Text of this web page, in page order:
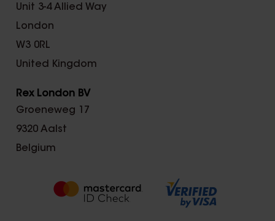
Unit 3-4 Allied Way
London
W3 0RL
United Kingdom
Rex London BV
Groeneweg 17
9320 Aalst
Belgium